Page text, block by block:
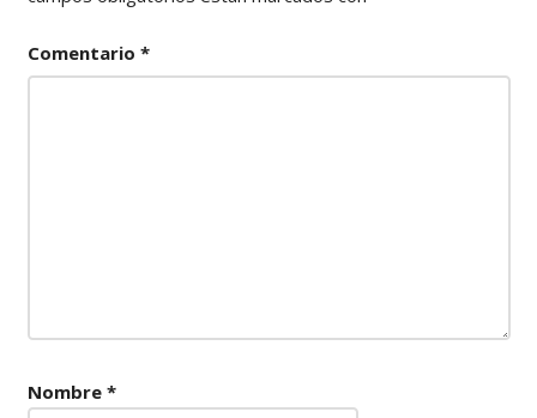
Comentario *
Nombre *